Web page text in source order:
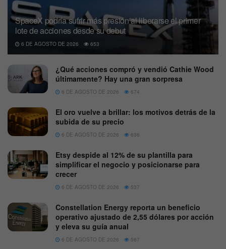
SpaceX podría sufrir más presión al liberarse el primer
lote de acciones desde su debut
6 DE AGOSTO DE 2026 653
¿Qué acciones compró y vendió Cathie Wood
últimamente? Hay una gran sorpresa
6 DE AGOSTO DE 2026 674
El oro vuelve a brillar: los motivos detrás de la
subida de su precio
6 DE AGOSTO DE 2026 636
Etsy despide al 12% de su plantilla para
simplificar el negocio y posicionarse para
crecer
6 DE AGOSTO DE 2026 537
Constellation Energy reporta un beneficio
operativo ajustado de 2,55 dólares por acción
y eleva su guía anual
6 DE AGOSTO DE 2026 567